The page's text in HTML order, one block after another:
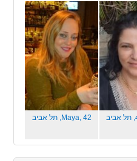
collapse
contents
תל אביב Maya, 42, תל אביב